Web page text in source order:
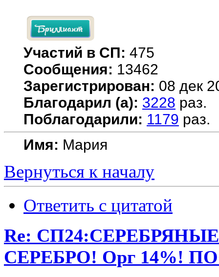
Участий в СП: 475
Сообщения: 13462
Зарегистрирован: 08 дек
Благодарил (а): 3228 раз.
Поблагодарили: 1179 раз.
Имя: Мария
Вернуться к началу
Ответить с цитатой
Re:
СЕРЕБРО! Орг 14%!